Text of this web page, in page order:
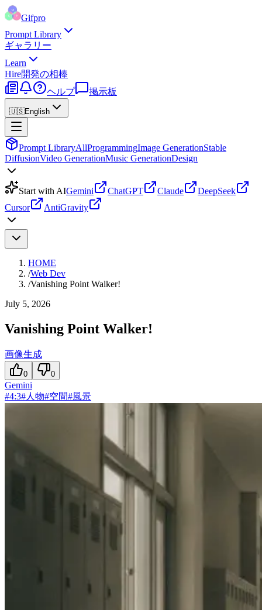
Gifpro
Prompt Library
ギャラリー
Learn
Hire開発の相棒
ヘルプ
掲示板
🇺🇸English
Prompt LibraryAllProgrammingImage GenerationStable
DiffusionVideo GenerationMusic GenerationDesign
Start with AIGemini ChatGPT Claude
DeepSeek
Cursor
AntiGravity
HOME
/Web Dev
/Vanishing Point Walker!
July 5, 2026
Vanishing Point Walker!
画像生成
0 0
Gemini
#4:3#人物#空間#風景